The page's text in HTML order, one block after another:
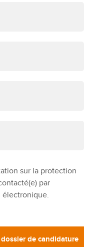
sur la protection
par